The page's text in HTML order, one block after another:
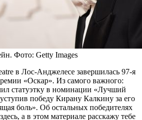
Фото: Getty Images
в Лос-Анджелесе завершилась 97-я
«Оскар». Из самого важного:
статуэтку в номинации «Лучший
победу Кирану Калкину за его
боль». Об остальных победителях
а в этом материале расскажу тебе